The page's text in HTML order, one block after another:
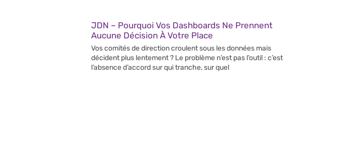
JDN – Pourquoi Vos Dashboards Ne Prennent
Aucune Décision À Votre Place
Vos comités de direction croulent sous les données mais
décident plus lentement ? Le problème n’est pas l’outil : c’est
l’absence d’accord sur qui tranche, sur quel